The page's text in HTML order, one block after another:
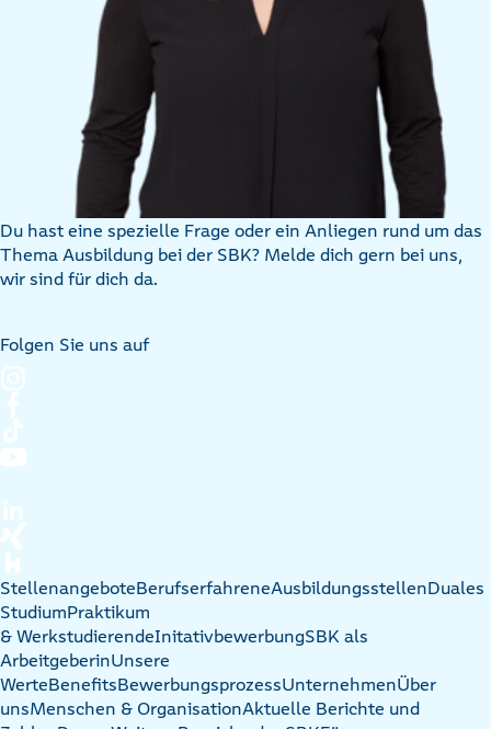
Du hast eine spezielle Frage oder ein Anliegen rund um das
Thema Ausbildung bei der SBK? Melde dich gern bei uns,
wir sind für dich da.
Folgen Sie uns auf
StellenangeboteBerufserfahreneAusbildungsstellenDuales
StudiumPraktikum
& WerkstudierendeInitativbewerbungSBK als
ArbeitgeberinUnsere
WerteBenefitsBewerbungsprozessUnternehmenÜber
unsMenschen & OrganisationAktuelle Berichte und